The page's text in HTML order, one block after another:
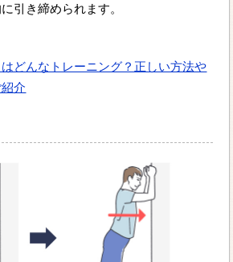
引き締められます。
どんなトレーニング？正しい方法や
介